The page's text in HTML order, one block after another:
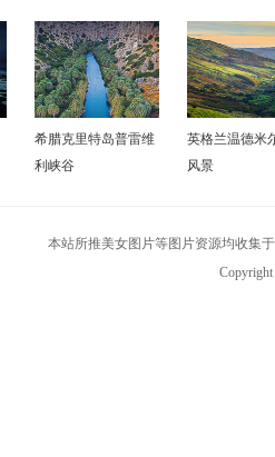
希腊克里特岛普雷维
利峡谷
英格兰温德米
风景
本站所推美女图片等图片资源均收集